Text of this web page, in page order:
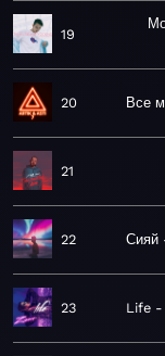
19
20 Все
21
22 Сияй
23 Life